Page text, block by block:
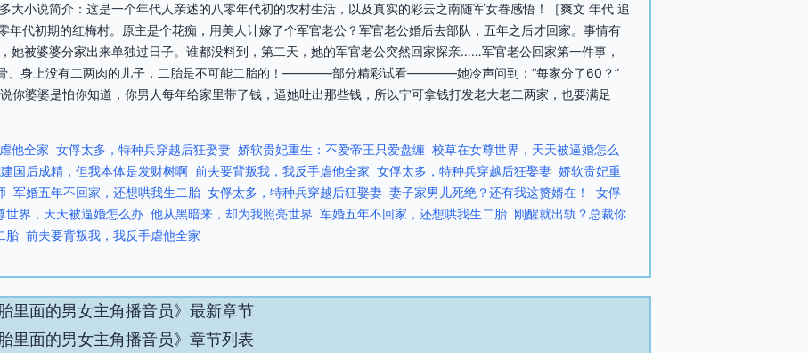
大小说简介：这是一个年代人亲述的八零年代初的农村生活，以及真实的彩云之南随军女眷感悟！［爽文 年代 追
年代初期的红梅村。原主是个花痴，用美人计嫁了个军官老公？军官老公婚后去部队，五年之后才回家。事情有
她被婆婆分家出来单独过日子。谁都没料到，第二天，她的军官老公突然回家探亲……军官老公回家第一件事，
骨、身上没有二两肉的儿子，二胎是不可能二胎的！————部分精彩试看————她冷声问到：“每家分了60？”
你婆婆是怕你知道，你男人每年给家里带了钱，逼她吐出那些钱，所以宁可拿钱打发老大老二两家，也要满足
他全家 女俘太多，特种兵穿越后狂娶妻 娇软贵妃重生：不爱帝王只爱盘缠 校草在女尊世界，天天被逼婚怎么
国后成精，但我本体是发财树啊 前夫要背叛我，我反手虐他全家 女俘太多，特种兵穿越后狂娶妻 娇软贵妃重
军婚五年不回家，还想哄我生二胎 女俘太多，特种兵穿越后狂娶妻 妻子家男儿死绝？还有我这赘婿在！
女俘
世界，天天被逼婚怎么办 他从黑暗来，却为我照亮世界 军婚五年不回家，还想哄我生二胎 刚醒就出轨？总裁你
胎 前夫要背叛我，我反手虐他全家
里面的男女主角播音员》最新章节
里面的男女主角播音员》章节列表